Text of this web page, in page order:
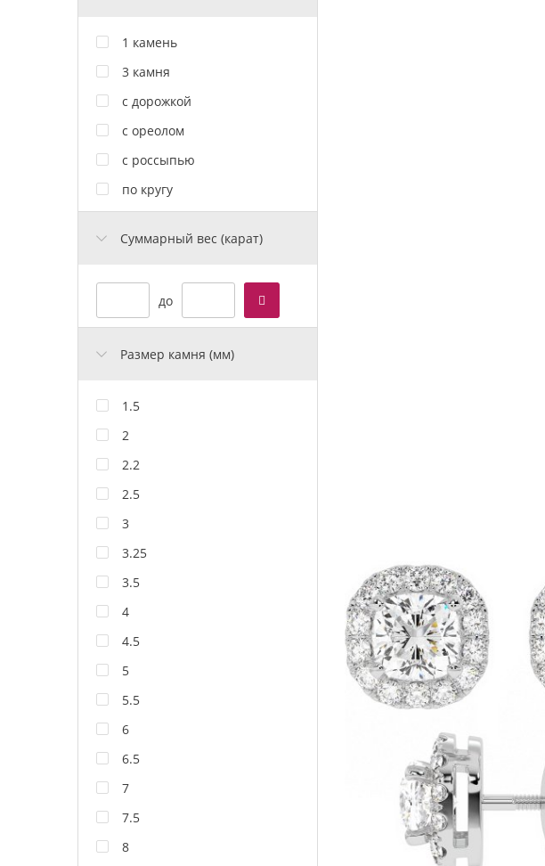
1 камень
3 камня
с дорожкой
с ореолом
с россыпью
по кругу
Cуммарный вес (карат)
до
Размер камня (мм)
1.5
2
2.2
2.5
3
3.25
3.5
4
4.5
5
5.5
6
6.5
7
7.5
8